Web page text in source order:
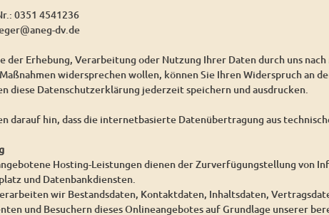
0351 4541236
dv.de
der Erhebung, Verarbeitung oder Nutzung Ihrer Daten durch uns
widersprechen wollen, können Sie Ihren Widerspruch an
diese Datenschutzerklärung jederzeit speichern und ausdrucken.
darauf hin, dass die internetbasierte Datenübertragung aus
Hosting-Leistungen dienen der Zurverfügungstellung
und Datenbankdiensten.
wir Bestandsdaten, Kontaktdaten, Inhaltsdaten,
und Besuchern dieses Onlineangebotes auf Grundlage unserer